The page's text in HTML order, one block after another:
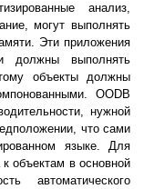
анализ,
могут выполнять
Эти приложения
должны выполнять
объекты должны
OODB
нужной
что сами
языке. Для
объектам в основной
автоматического